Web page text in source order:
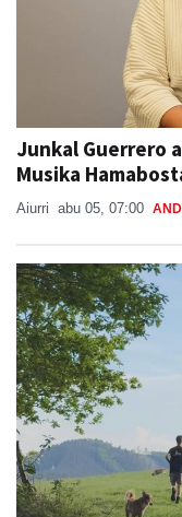
Junkal Guerrero
Musika
Aiurri abu 05, 07:00